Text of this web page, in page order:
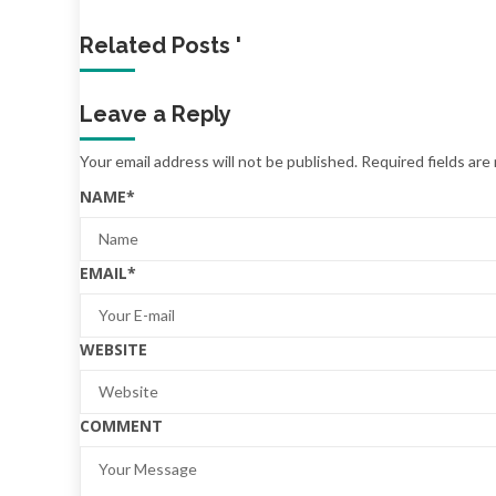
Related Posts '
Leave a Reply
Your email address will not be published. Required fields are
NAME*
EMAIL*
WEBSITE
COMMENT